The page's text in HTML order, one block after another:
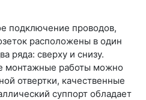
подключение проводов,
расположены в один
ряда: сверху и снизу.
монтажные работы можно
отвертки, качественные
суппорт обладает